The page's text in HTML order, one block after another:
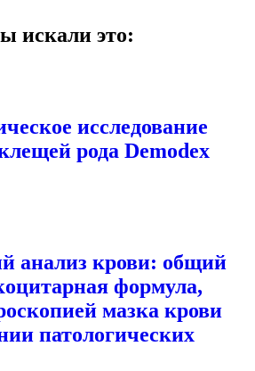
искали это:
исследование
рода Demodex
анализ крови: общий
формула,
мазка крови
патологических